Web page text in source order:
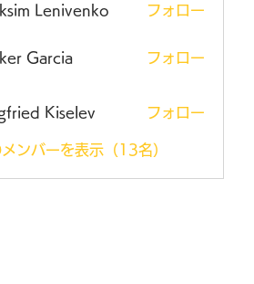
Lenivenko フォロー
Garcia フォロー
Kiselev フォロー
ンバーを表示（13名）